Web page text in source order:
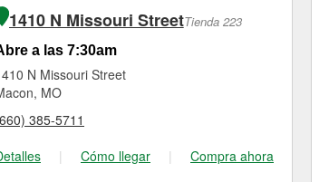
1410 N Missouri StreetTienda 223
a las 7:30am
N Missouri Street
MO
385-5711
| Cómo llegar | Compra ahora